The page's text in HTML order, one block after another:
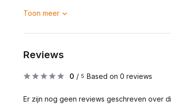
Toon meer
Reviews
0 / 5 Based on 0 reviews
Er zijn nog geen reviews geschreven over